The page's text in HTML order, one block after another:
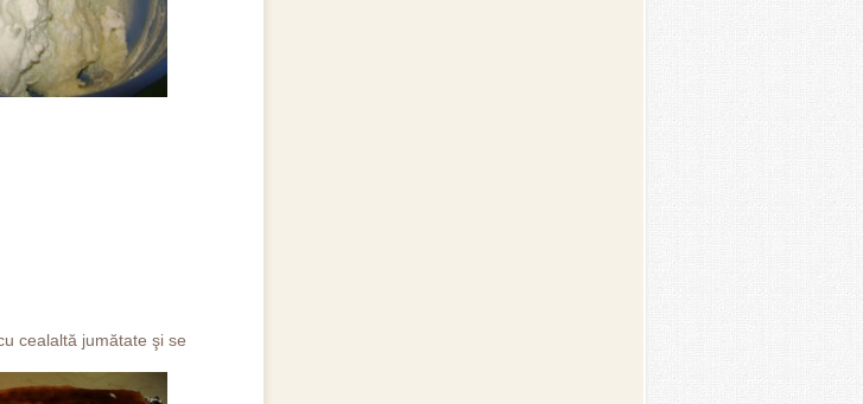
cealaltă jumătate şi se